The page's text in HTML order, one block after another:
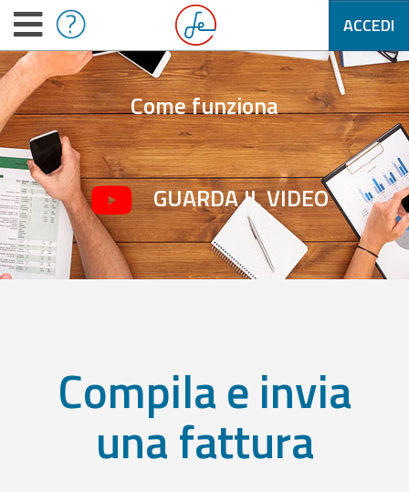
ACCEDI
Come funziona
GUARDA IL VIDEO
Compila e invia
una fattura